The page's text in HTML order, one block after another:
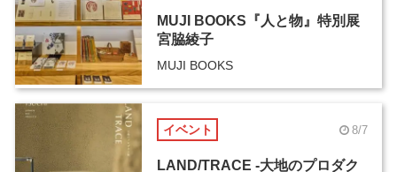
MUJI BOOKS『人と物』特別展
宮脇綾子
MUJI BOOKS
イベント 8/7
LAND/TRACE -大地のプロダク